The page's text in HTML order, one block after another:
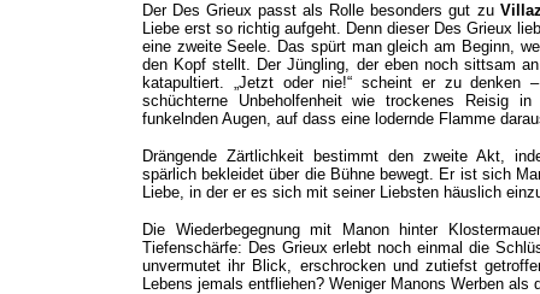
Der Des Grieux passt als Rolle besonders gut zu
Liebe erst so richtig aufgeht. Denn dieser Des Grieux
eine zweite Seele. Das spürt man gleich am Beginn,
den Kopf stellt. Der Jüngling, der eben noch sittsam
katapultiert. „Jetzt oder nie!“ scheint er zu
schüchterne Unbeholfenheit wie trockenes Reisig
funkelnden Augen, auf dass eine lodernde Flamme
Drängende Zärtlichkeit bestimmt den zweite Akt,
spärlich bekleidet über die Bühne bewegt. Er ist sich
Liebe, in der er es sich mit seiner Liebsten häuslich
Die Wiederbegegnung mit Manon hinter
Tiefenschärfe: Des Grieux erlebt noch einmal die
unvermutet ihr Blick, erschrocken und zutiefst
Lebens jemals entfliehen? Weniger Manons Werben